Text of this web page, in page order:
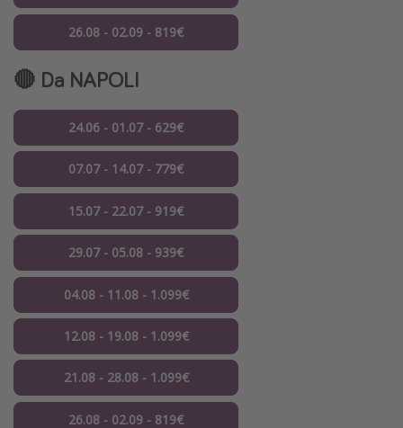
26.08 - 02.09 - 819€
🔴 Da NAPOLI
24.06 - 01.07 - 629€
07.07 - 14.07 - 779€
15.07 - 22.07 - 919€
29.07 - 05.08 - 939€
04.08 - 11.08 - 1.099€
12.08 - 19.08 - 1.099€
21.08 - 28.08 - 1.099€
26.08 - 02.09 - 819€